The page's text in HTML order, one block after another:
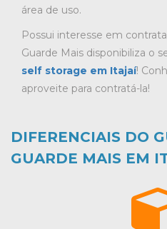
área de uso.
Possui interesse em
Guarde Mais disponibiliza o
self storage em Itajaí!
aproveite para contratá-la!
DIFERENCIAIS DO
GUARDE MAIS EM